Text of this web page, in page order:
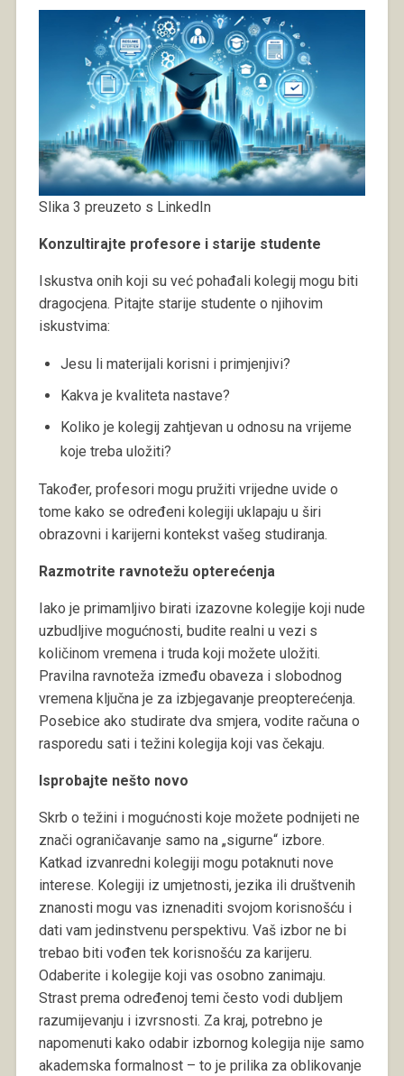
Slika 3 preuzeto s LinkedIn
Konzultirajte profesore i starije studente
Iskustva onih koji su već pohađali kolegij mogu biti
dragocjena. Pitajte starije studente o njihovim
iskustvima:
Jesu li materijali korisni i primjenjivi?
Kakva je kvaliteta nastave?
Koliko je kolegij zahtjevan u odnosu na vrijeme
koje treba uložiti?
Također, profesori mogu pružiti vrijedne uvide o
tome kako se određeni kolegiji uklapaju u širi
obrazovni i karijerni kontekst vašeg studiranja.
Razmotrite ravnotežu opterećenja
Iako je primamljivo birati izazovne kolegije koji nude
uzbudljive mogućnosti, budite realni u vezi s
količinom vremena i truda koji možete uložiti.
Pravilna ravnoteža između obaveza i slobodnog
vremena ključna je za izbjegavanje preopterećenja.
Posebice ako studirate dva smjera, vodite računa o
rasporedu sati i težini kolegija koji vas čekaju.
Isprobajte nešto novo
Skrb o težini i mogućnosti koje možete podnijeti ne
znači ograničavanje samo na „sigurne“ izbore.
Katkad izvanredni kolegiji mogu potaknuti nove
interese. Kolegiji iz umjetnosti, jezika ili društvenih
znanosti mogu vas iznenaditi svojom korisnošću i
dati vam jedinstvenu perspektivu. Vaš izbor ne bi
trebao biti vođen tek korisnošću za karijeru.
Odaberite i kolegije koji vas osobno zanimaju.
Strast prema određenoj temi često vodi dubljem
razumijevanju i izvrsnosti. Za kraj, potrebno je
napomenuti kako odabir izbornog kolegija nije samo
akademska formalnost – to je prilika za oblikovanje